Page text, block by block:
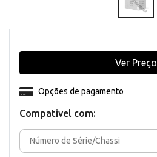
Compativel com:
Opções de pagamento
Ver Preço